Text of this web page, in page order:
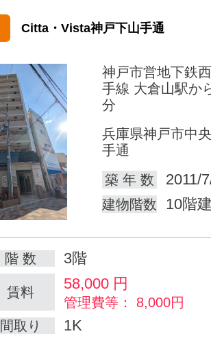
Citta・Vista神戸下山手通
神戸市営地下鉄
手線 大倉山駅か
分
兵庫県神戸市中
手通
築 年 数
2011/
建物階数 10階
階 数 3階
賃料 58,000 円
管理費等： 8,000円
間取り
1K